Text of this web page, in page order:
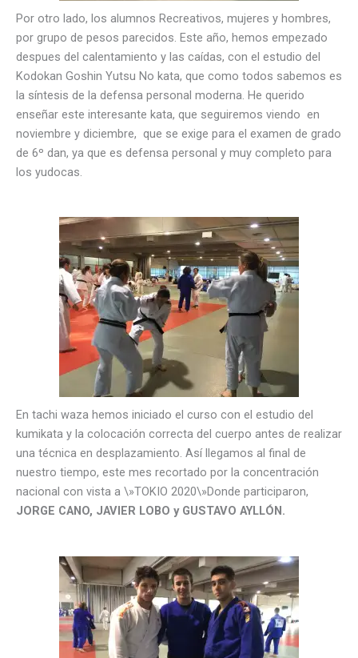
Por otro lado, los alumnos Recreativos, mujeres y hombres,
por grupo de pesos parecidos. Este año, hemos empezado
despues del calentamiento y las caídas, con el estudio del
Kodokan Goshin Yutsu No kata, que como todos sabemos es
la síntesis de la defensa personal moderna. He querido
enseñar este interesante kata, que seguiremos viendo en
noviembre y diciembre, que se exige para el examen de grado
de 6º dan, ya que es defensa personal y muy completo para
los yudocas.
En tachi waza hemos iniciado el curso con el estudio del
kumikata y la colocación correcta del cuerpo antes de realizar
una técnica en desplazamiento. Así llegamos al final de
nuestro tiempo, este mes recortado por la concentración
nacional con vista a \»TOKIO 2020\»Donde participaron,
JORGE CANO, JAVIER LOBO y GUSTAVO AYLLÓN.